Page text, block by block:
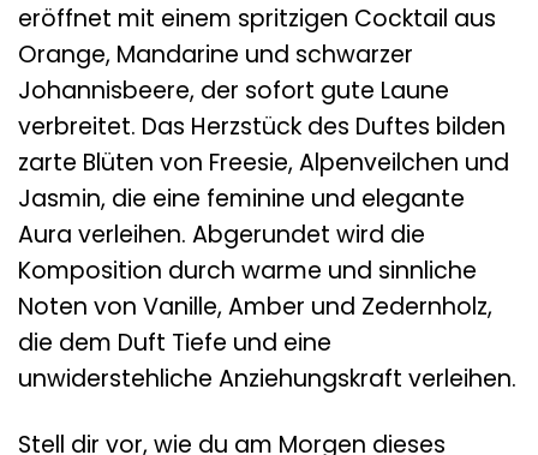
eröffnet mit einem spritzigen Cocktail aus
Orange, Mandarine und schwarzer
Johannisbeere, der sofort gute Laune
verbreitet. Das Herzstück des Duftes bilden
zarte Blüten von Freesie, Alpenveilchen und
Jasmin, die eine feminine und elegante
Aura verleihen. Abgerundet wird die
Komposition durch warme und sinnliche
Noten von Vanille, Amber und Zedernholz,
die dem Duft Tiefe und eine
unwiderstehliche Anziehungskraft verleihen.
Stell dir vor, wie du am Morgen dieses